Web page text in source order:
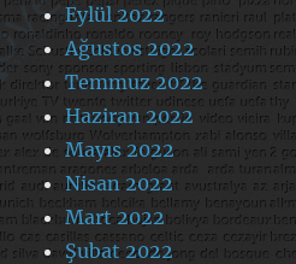
Eylül 2022
Ağustos 2022
Temmuz 2022
Haziran 2022
Mayıs 2022
Nisan 2022
Mart 2022
Şubat 2022